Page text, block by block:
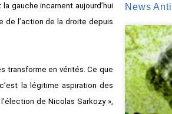
gauche incarnent aujourd’hui
de l’action de la droite depuis
transforme en vérités. Ce que
la légitime aspiration des
de Nicolas Sarkozy »,
News